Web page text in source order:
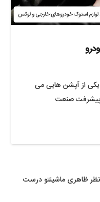
از آپشن هایی می
پیشرفت صنعت
ظاهری ماشینتو درست